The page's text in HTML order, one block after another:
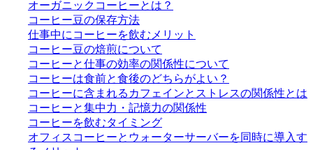
オーガニックコーヒーとは？
コーヒー豆の保存方法
仕事中にコーヒーを飲むメリット
コーヒー豆の焙煎について
コーヒーと仕事の効率の関係性について
コーヒーは食前と食後のどちらがよい？
コーヒーに含まれるカフェインとストレスの関係性とは
コーヒーと集中力・記憶力の関係性
コーヒーを飲むタイミング
オフィスコーヒーとウォーターサーバーを同時に導入す